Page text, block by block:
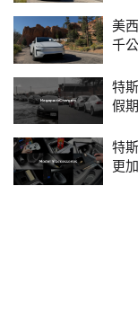
美
千
特
假
特
更